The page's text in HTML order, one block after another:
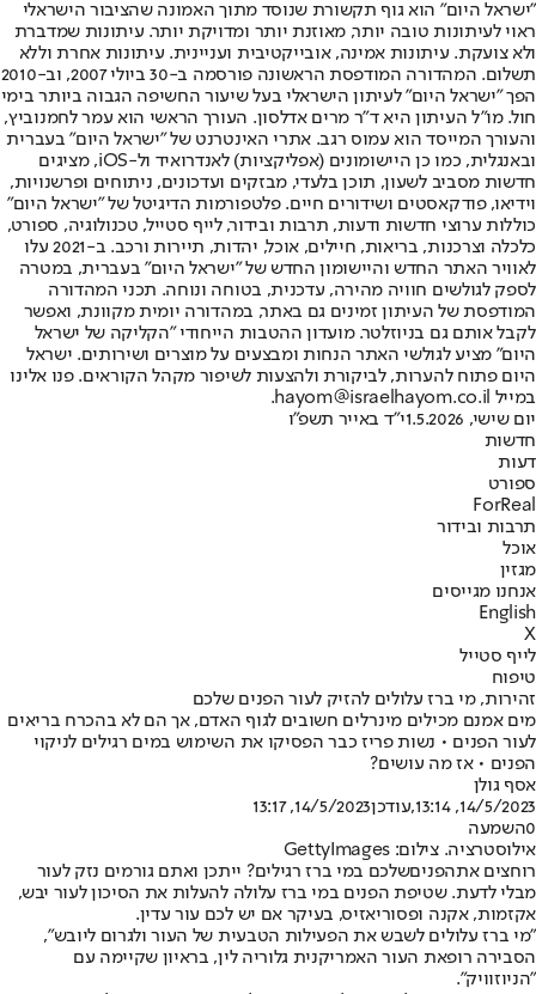
"ישראל היום" הוא גוף תקשורת שנוסד מתוך האמונה שהציבור הישראלי
ראוי לעיתונות טובה יותר, מאוזנת יותר ומדויקת יותר. עיתונות שמדברת
ולא צועקת. עיתונות אמינה, אובייקטיבית ועניינית. עיתונות אחרת וללא
תשלום. המהדורה המודפסת הראשונה פורסמה ב-30 ביולי 2007, וב-2010
הפך "ישראל היום" לעיתון הישראלי בעל שיעור החשיפה הגבוה ביותר בימי
חול. מו"ל העיתון היא ד"ר מרים אדלסון. העורך הראשי הוא עמר לחמנוביץ,
והעורך המייסד הוא עמוס רגב. אתרי האינטרנט של "ישראל היום" בעברית
ובאנגלית, כמו כן היישומונים (אפליקציות) לאנדרואיד ול-iOS, מציגים
חדשות מסביב לשעון, תוכן בלעדי, מבזקים ועדכונים, ניתוחים ופרשנויות,
וידיאו, פודקאסטים ושידורים חיים. פלטפורמות הדיגיטל של "ישראל היום"
כוללות ערוצי חדשות ודעות, תרבות ובידור, לייף סטייל, טכנולוגיה, ספורט,
כלכלה וצרכנות, בריאות, חיילים, אוכל, יהדות, תיירות ורכב. ב-2021 עלו
לאוויר האתר החדש והיישומון החדש של "ישראל היום" בעברית, במטרה
לספק לגולשים חוויה מהירה, עדכנית, בטוחה ונוחה. תכני המהדורה
המודפסת של העיתון זמינים גם באתר, במהדורה יומית מקוונת, ואפשר
לקבל אותם גם בניוזלטר. מועדון ההטבות הייחודי "הקליקה של ישראל
היום" מציע לגולשי האתר הנחות ומבצעים על מוצרים ושירותים. ישראל
היום פתוח להערות, לביקורת ולהצעות לשיפור מקהל הקוראים. פנו אלינו
במייל hayom@israelhayom.co.il.
יום שישי, 1.5.2026
י"ד באייר תשפ"ו
חדשות
דעות
ספורט
ForReal
תרבות ובידור
אוכל
מגזין
אנחנו מגייסים
English
X
לייף סטייל
טיפוח
זהירות, מי ברז עלולים להזיק לעור הפנים שלכם
מים אמנם מכילים מינרלים חשובים לגוף האדם, אך הם לא בהכרח בריאים
לעור הפנים • נשות פריז כבר הפסיקו את השימוש במים רגילים לניקוי
הפנים • אז מה עושים?
אסף גולן
14/5/2023, 13:14
,עודכן14/5/2023, 13:17
0השמעה
אילוסטרציה. צילום: GettyImages
רוחצים אתהפניםשלכם במי ברז רגילים? ייתכן ואתם גורמים נזק לעור
מבלי לדעת. שטיפת הפנים במי ברז עלולה להעלות את הסיכון לעור יבש,
אקזמות, אקנה ופסוריאזיס, בעיקר אם יש לכם עור עדין.
"מי ברז עלולים לשבש את הפעילות הטבעית של העור ולגרום ליובש",
הסבירה רופאת העור האמריקנית גלוריה לין, בראיון שקיימה עם
"הניוזוויק".